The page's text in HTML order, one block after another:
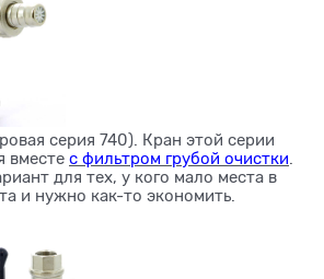
серия 740). Кран этой серии
вместе с фильтром грубой очистки
для тех, у кого мало места в
и нужно как-то экономить.